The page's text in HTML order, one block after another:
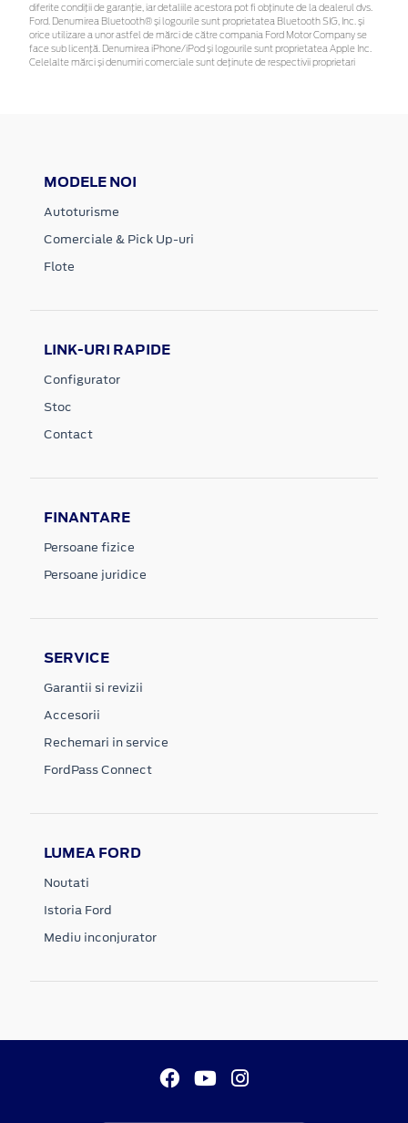
diferite condiții de garanție, iar detaliile acestora pot fi obținute de la dealerul dvs.
Ford. Denumirea Bluetooth® și logourile sunt proprietatea Bluetooth SIG, Inc. și
orice utilizare a unor astfel de mărci de către compania Ford Motor Company se
face sub licență. Denumirea iPhone/iPod și logourile sunt proprietatea Apple Inc.
Celelalte mărci și denumiri comerciale sunt deținute de respectivii proprietari
MODELE NOI
Autoturisme
Comerciale & Pick Up-uri
Flote
LINK-URI RAPIDE
Configurator
Stoc
Contact
FINANTARE
Persoane fizice
Persoane juridice
SERVICE
Garantii si revizii
Accesorii
Rechemari in service
FordPass Connect
LUMEA FORD
Noutati
Istoria Ford
Mediu inconjurator